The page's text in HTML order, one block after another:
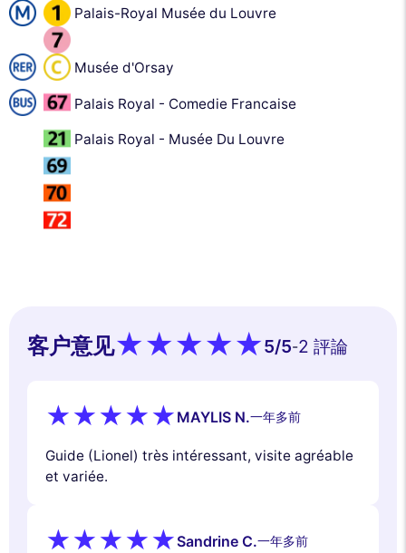
Palais-Royal Musée du Louvre
Musée d'Orsay
Palais Royal - Comedie Francaise
Palais Royal - Musée Du Louvre
客户意见 5/5-2 評論
MAYLIS N.一年多前
Guide (Lionel) très intéressant, visite agréable
et variée.
Sandrine C.一年多前